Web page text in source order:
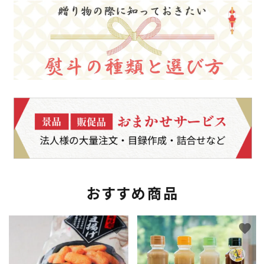
おすすめ商品
favorite favorite